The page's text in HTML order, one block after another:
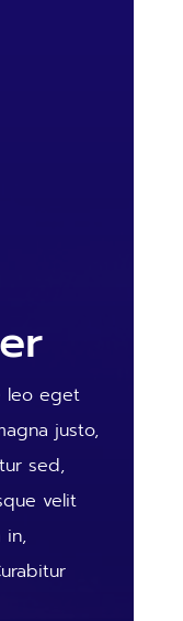
leo eget
justo,
sed,
velit
in,